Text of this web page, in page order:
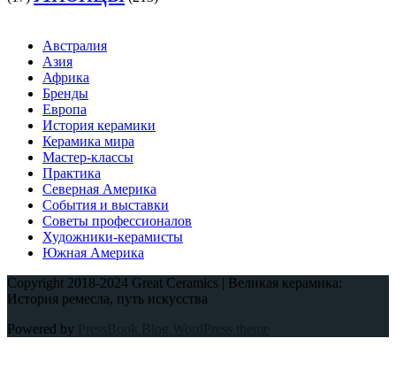
Австралия
Азия
Африка
Бренды
Европа
История керамики
Керамика мира
Мастер-классы
Практика
Северная Америка
События и выставки
Советы профессионалов
Художники-керамисты
Южная Америка
Copyright 2018-2024 Great Ceramics | Великая керамика:
История ремесла, путь искусства
Powered by